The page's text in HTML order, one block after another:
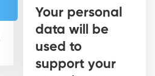
Your personal
data will be
used to
support your